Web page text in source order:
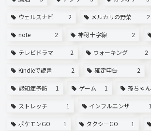
ウェルスナビ 2 メルカリの野菜 2
note 2 神秘十字線 2
テレビドラマ 2 ウォーキング 2
Kindleで読書 2 確定申告 2
認知症予防 1 ゲーム 1 孫ちゃん
ストレッチ 1 インフルエンザ 1
ポケモンGO 1 タクシーGO 1